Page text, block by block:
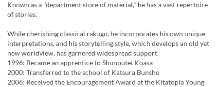
Known as a "department store of material," he has a vast repertoire
of stories.
While cherishing classical rakugo, he incorporates his own unique
interpretations, and his storytelling style, which develops an old yet
new worldview, has garnered widespread support.
1996: Became an apprentice to Shunputei Koasa
2000: Transferred to the school of Katsura Bunsho
2006: Received the Encouragement Award at the Kitatopia Young